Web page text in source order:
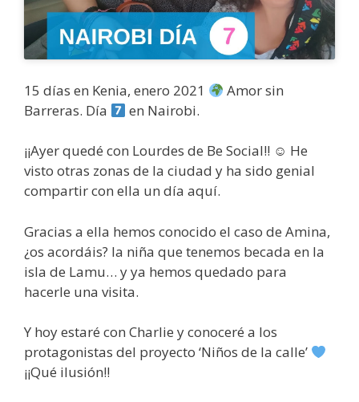
15 días en Kenia, enero 2021
Amor sin
Barreras. Día
en Nairobi.
¡¡Ayer quedé con Lourdes de Be Social!! ☺ He
visto otras zonas de la ciudad y ha sido genial
compartir con ella un día aquí.
Gracias a ella hemos conocido el caso de Amina,
¿os acordáis? la niña que tenemos becada en la
isla de Lamu… y ya hemos quedado para
hacerle una visita.
Y hoy estaré con Charlie y conoceré a los
protagonistas del proyecto ‘Niños de la calle’
¡¡Qué ilusión!!